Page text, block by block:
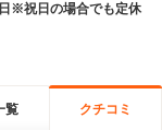
※祝日の場合でも定休
覧 クチコミ